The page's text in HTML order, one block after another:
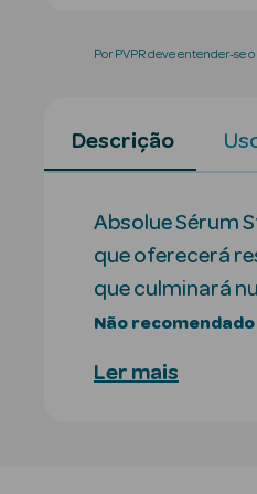
Por PVPR deve entender-se
Descrição
Absolue Sérum
que oferecerá
que culminará
Não
Ler mais